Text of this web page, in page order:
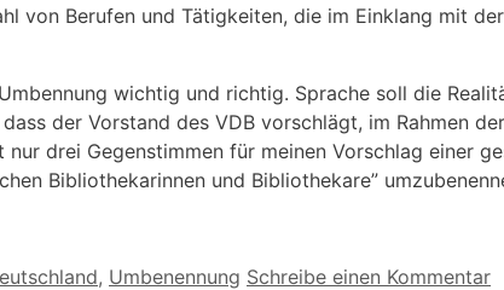
von Berufen und Tätigkeiten, die im Einklang mit
wichtig und richtig. Sprache soll die
der Vorstand des VDB vorschlägt, im Rahmen
drei Gegenstimmen für meinen Vorschlag einer
Bibliothekarinnen und Bibliothekare”
, Umbenennung Schreibe einen Kommentar